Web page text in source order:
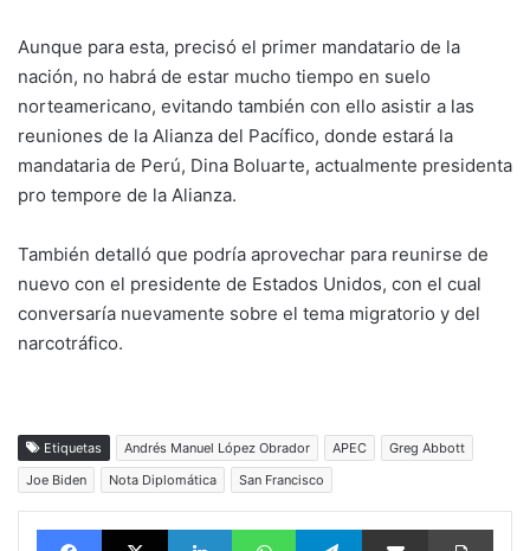
Aunque para esta, precisó el primer mandatario de la
nación, no habrá de estar mucho tiempo en suelo
norteamericano, evitando también con ello asistir a las
reuniones de la Alianza del Pacífico, donde estará la
mandataria de Perú, Dina Boluarte, actualmente presidenta
pro tempore de la Alianza.
También detalló que podría aprovechar para reunirse de
nuevo con el presidente de Estados Unidos, con el cual
conversaría nuevamente sobre el tema migratorio y del
narcotráfico.
Etiquetas Andrés Manuel López Obrador APEC
Greg Abbott
Joe Biden
Nota Diplomática San Francisco
FacebookX LinkedInWhatsAppTelegramvía email